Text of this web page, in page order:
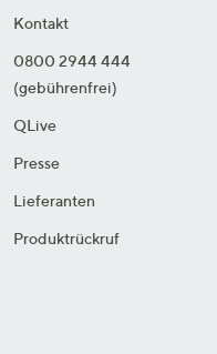
Kontakt
0800 2944 444
(gebührenfrei)
QLive
Presse
Lieferanten
Produktrückruf